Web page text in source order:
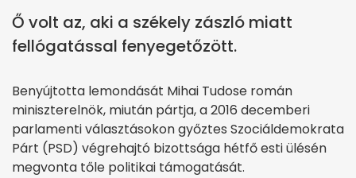
Ő volt az, aki a székely zászló miatt
fellógatással fenyegetőzött.
Benyújtotta lemondását Mihai Tudose román
miniszterelnök, miután pártja, a 2016 decemberi
parlamenti választásokon győztes Szociáldemokrata
Párt (PSD) végrehajtó bizottsága hétfő esti ülésén
megvonta tőle politikai támogatását.